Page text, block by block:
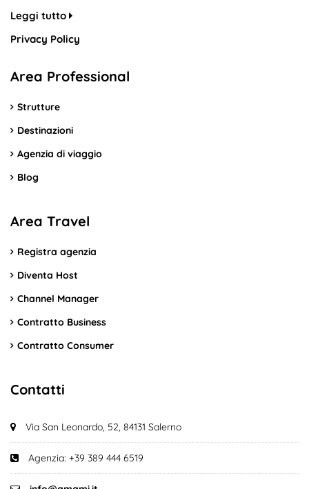
Leggi tutto
Privacy Policy
Area Professional
Strutture
Destinazioni
Agenzia di viaggio
Blog
Area Travel
Registra agenzia
Diventa Host
Channel Manager
Contratto Business
Contratto Consumer
Contatti
Via San Leonardo, 52, 84131 Salerno
Agenzia: +39 389 444 6519